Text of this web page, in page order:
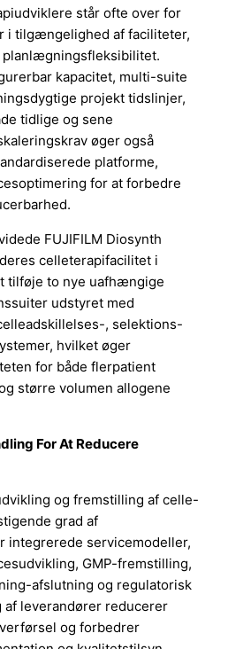
står ofte over for
i tilgængelighed af faciliteter,
kapacitet, multi-suite
projekt tidslinjer,
tidlige og sene
øger også
platforme,
for at forbedre
FUJIFILM Diosynth
celleterapifacilitet i
tilføje to nye uafhængige
udstyret med
, selektions-
hvilket øger
for både flerpatient
større volumen allogene
For At Reducere
og fremstilling af celle-
grad af
servicemodeller,
GMP-fremstilling,
afslutning og regulatorisk
leverandører reducerer
og forbedrer